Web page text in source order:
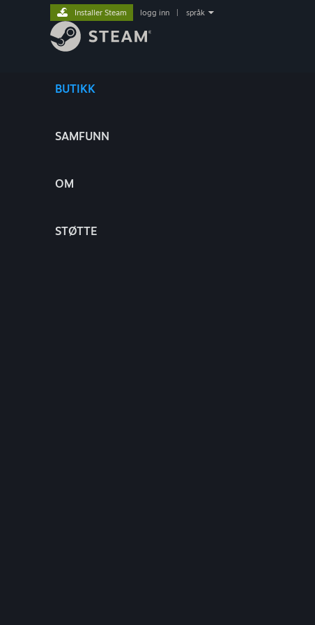
BUTIKK
SAMFUNN
OM
STØTTE
Installer Steam logg inn språk